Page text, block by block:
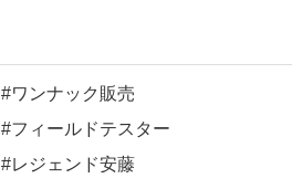
#ワンナック販売
#フィールドテスター
#レジェンド安藤